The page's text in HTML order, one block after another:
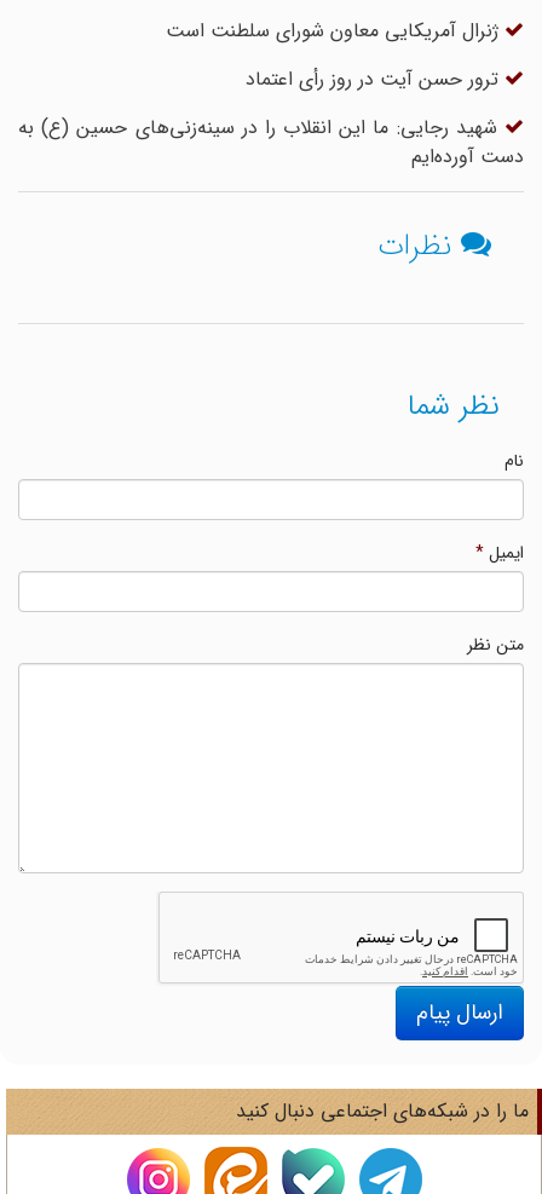
ژنرال آمریکایی معاون شورای سلطنت است
ترور حسن آیت در روز رأی اعتماد
شهید رجایی: ما این انقلاب را در سینه‌زنی‌های حسین (ع) به
دست آورده‌ایم
نظرات
نظر شما
ایمیل*
متن نظر
ارسال پیام
را در شبکه‌های اجتماعی دنبال کنید